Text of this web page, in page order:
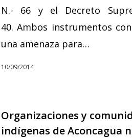
N.- 66 y el Decreto
40. Ambos instrumentos
una amenaza para…
10/09/2014
Organizaciones y
indígenas de Aconcagua